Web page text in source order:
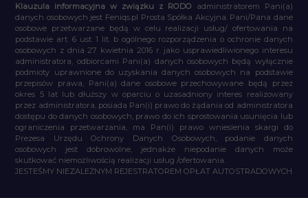
Klauzula informacyjna w związku z RODO administratorem Pani(a)
danych osobowych jest Feniqs.pl Prosta Spółka Akcyjna. Pani/Pana dane
osobowe przetwarzane będą w celu realizacji usług/ ofertowania na
podstawie art. 6 ust. 1 lit. b ogólnego rozporządzenia o ochronie danych
osobowych z dnia 27 kwietnia 2016 r. jako usprawiedliwionego interesu
administratora, odbiorcami Pani(a) danych osobowych będą wyłącznie
podmioty uprawnione do uzyskania danych osobowych na podstawie
przepisów prawa, Pani(a) dane osobowe przechowywane będą przez
okres 5 lat lub dłuższy w oparciu o uzasadniony interes realizowany
przez administratora, posiada Pan(i) prawo do żądania od administratora
dostępu do danych osobowych, prawo do ich sprostowania usunięcia lub
ograniczenia przetwarzania, ma Pan(i) prawo wniesienia skargi do
Prezesa Urzędu Ochrony Danych Osobowych, podanie danych
osobowych jest dobrowolne, jednakże niepodanie danych może
skutkować niemożliwością realizacji usług /ofertowania.
JESTEŚMY NIEZALEŻNYM REJESTRATOREM OPŁAT AUTOSTRADOWYCH